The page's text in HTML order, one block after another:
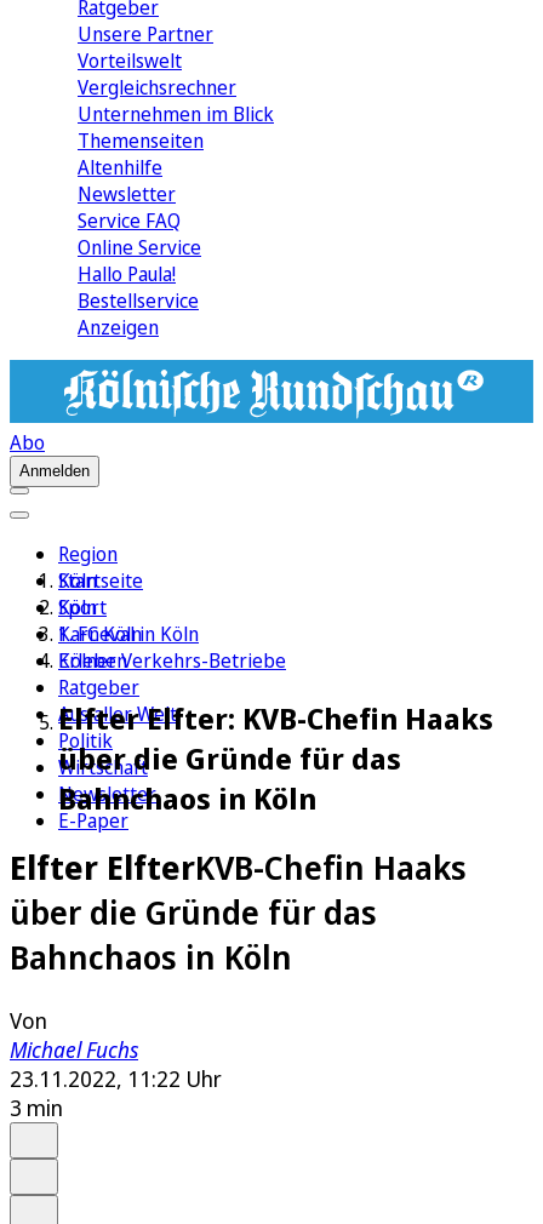
Ratgeber
Unsere Partner
Vorteilswelt
Vergleichsrechner
Unternehmen im Blick
Themenseiten
Altenhilfe
Newsletter
Service FAQ
Online Service
Hallo Paula!
Bestellservice
Anzeigen
Abo
Anmelden
Region
Köln
Sport
1. FC Köln
Erleben
Ratgeber
Aus aller Welt
Politik
Wirtschaft
Newsletter
E-Paper
Startseite
Köln
Karneval in Köln
Kölner Verkehrs-Betriebe
Elfter Elfter: KVB-Chefin Haaks
über die Gründe für das
Bahnchaos in Köln
Elfter ElfterKVB-Chefin Haaks
über die Gründe für das
Bahnchaos in Köln
Von
Michael Fuchs
23.11.2022, 11:22 Uhr
3 min